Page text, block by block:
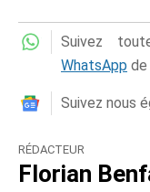
Suivez
WhatsApp de
Suivez nous
RÉDACTEUR
Florian